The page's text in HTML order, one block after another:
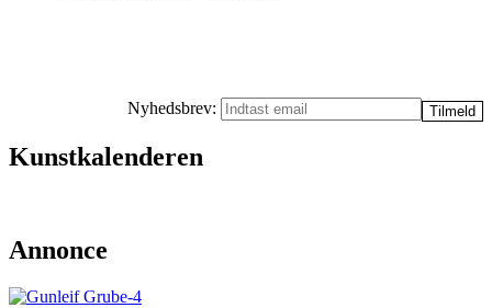
Nyhedsbrev:
Kunstkalenderen
Annonce